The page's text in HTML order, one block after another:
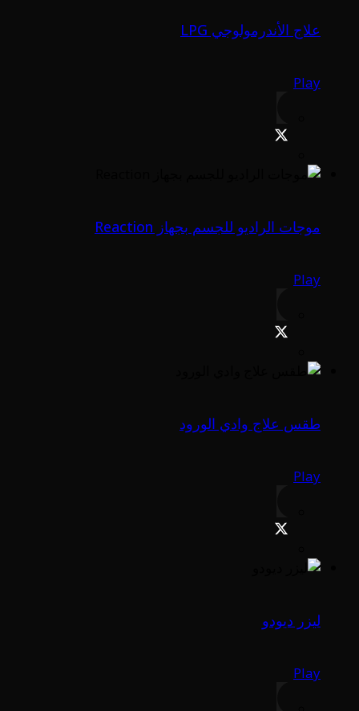
علاج الأندرمولوجي LPG
Play
موجات الراديو للجسم بجهاز Reaction
Play
طقس علاج وادي الورود
Play
ليزر ديودو
Play